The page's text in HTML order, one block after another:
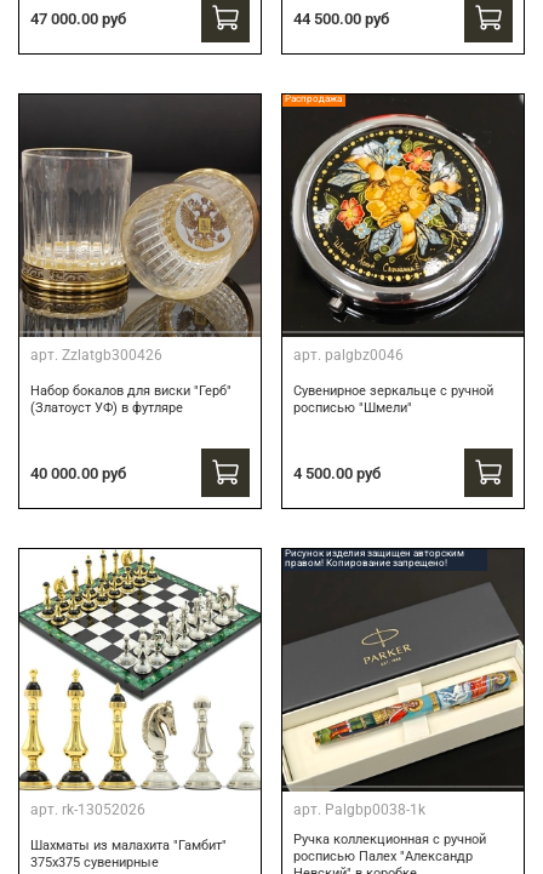
47 000.00 руб 44 500.00 руб
арт. Zzlatgb300426
Набор бокалов для виски "Герб"
(Златоуст УФ) в футляре
40 000.00 руб
Распродажа
арт. palgbz0046
Сувенирное зеркальце с ручной
росписью "Шмели"
4 500.00 руб
арт. rk-13052026
Шахматы из малахита "Гамбит"
375х375 сувенирные
Рисунок изделия защищен авторским
правом! Копирование запрещено!
арт. Palgbp0038-1k
Ручка коллекционная с ручной
росписью Палех "Александр